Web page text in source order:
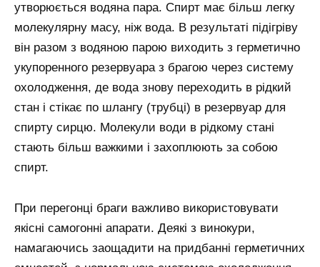
утворюється водяна пара. Спирт має більш легку
молекулярну масу, ніж вода. В результаті підігріву
він разом з водяною парою виходить з герметично
укупоренного резервуара з брагою через систему
охолодження, де вода знову переходить в рідкий
стан і стікає по шлангу (трубці) в резервуар для
спирту сирцю. Молекули води в рідкому стані
стають більш важкими і захоплюють за собою
спирт.
При перегонці браги важливо використовувати
якісні самогонні апарати. Деякі з винокури,
намагаючись заощадити на придбанні герметичних